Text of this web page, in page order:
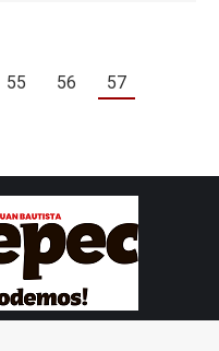
55 56 57